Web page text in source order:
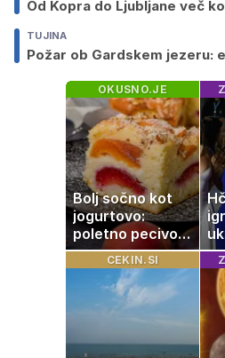
Od Kopra do Ljubljane več
TUJINA
Požar ob Gardskem jezeru:
OKUSNO.JE
Bolj sočno kot
jogurtovo:
poletno pecivo,
ki vedno uspe
CEKIN.SI